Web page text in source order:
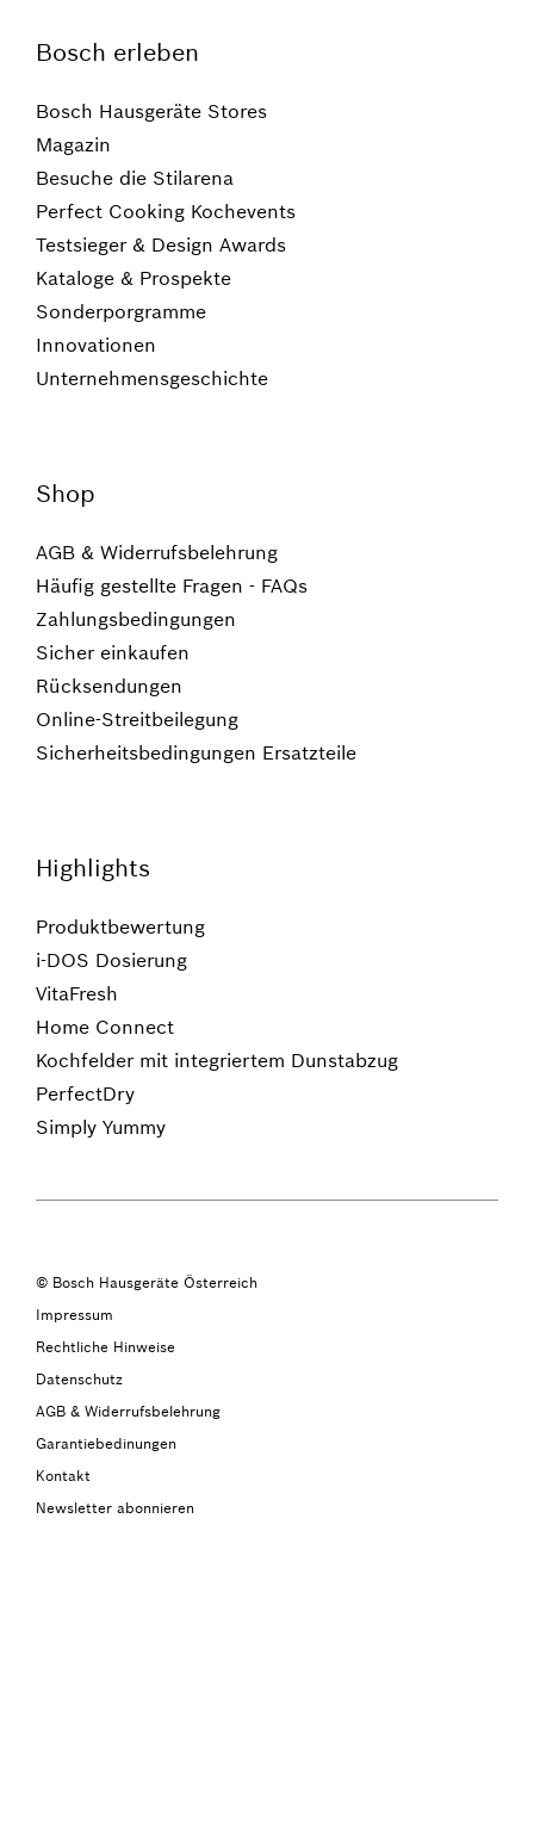
Bosch erleben
Bosch Hausgeräte Stores
Magazin
Besuche die Stilarena
Perfect Cooking Kochevents
Testsieger & Design Awards
Kataloge & Prospekte
Sonderporgramme
Innovationen
Unternehmensgeschichte
Shop
AGB & Widerrufsbelehrung
Häufig gestellte Fragen - FAQs
Zahlungsbedingungen
Sicher einkaufen
Rücksendungen
Online-Streitbeilegung
Sicherheitsbedingungen Ersatzteile
Highlights
Produktbewertung
i-DOS Dosierung
VitaFresh
Home Connect
Kochfelder mit integriertem Dunstabzug
PerfectDry
Simply Yummy
© Bosch Hausgeräte Österreich
Impressum
Rechtliche Hinweise
Datenschutz
AGB & Widerrufsbelehrung
Garantiebedinungen
Kontakt
Newsletter abonnieren